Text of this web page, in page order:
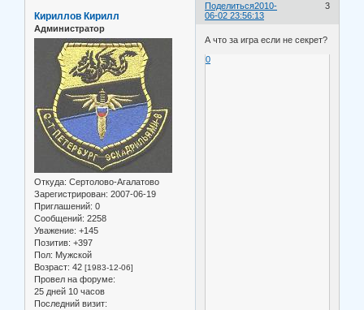
Поделиться 3
2010-
06-02 23:56:13
Кириллов Кирилл
Администратор
Откуда: Сертолово-Агалатово
Зарегистрирован: 2007-06-19
Приглашений: 0
Сообщений: 2258
Уважение: +145
Позитив: +397
Пол: Мужской
Возраст: 42 [1983-12-06]
Провел на форуме:
25 дней 10 часов
Последний визит:
А что за игра если не секрет?
0